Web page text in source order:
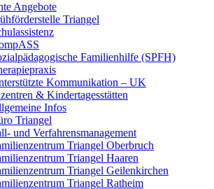
Angebote
Triangel
Familienhilfe (SPFH)
Kommunikation – UK
& Kindertagesstätten
Infos
Triangel
und Verfahrensmanagement
Triangel Oberbruch
Triangel Haaren
Triangel Geilenkirchen
Triangel Ratheim